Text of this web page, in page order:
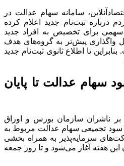
سامانه سهام عدالت در
ثبت‌نام جدید اعلام کرده
برای تخصیص به افراد جدید
واگذاری پیش‌تر به گروه‌های هدف
تا اطلاع ثانوی ثبت‌نام جدید
سهام عدالت تا پایان
ناشران سازمان بورس و اوراق
سود تجمیعی سهام عدالت مربوط به
سال مالی ۱۴۰۲ شرکت‌های سرمایه‌پذیر به همراه بخشی
این هفته آغاز می‌شود و تا روز جمعه